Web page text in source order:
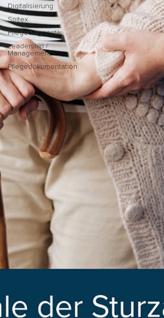
Digitalisierung
Spitex
Pflegediagnostik
Leadership /
Management
Pflegedokumentation